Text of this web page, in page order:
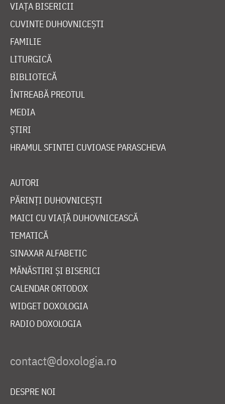
VIAȚA BISERICII
CUVINTE DUHOVNICEȘTI
FAMILIE
LITURGICĂ
BIBLIOTECĂ
ÎNTREABĂ PREOTUL
MEDIA
ȘTIRI
HRAMUL SFINTEI CUVIOASE PARASCHEVA
AUTORI
PĂRINȚI DUHOVNICEȘTI
MAICI CU VIAȚĂ DUHOVNICEASCĂ
TEMATICĂ
SINAXAR ALFABETIC
MĂNĂSTIRI ȘI BISERICI
CALENDAR ORTODOX
WIDGET DOXOLOGIA
RADIO DOXOLOGIA
DESPRE NOI